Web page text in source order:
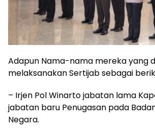
Adapun Nama-nama mereka yang
melaksanakan Sertijab sebagai
– Irjen Pol Winarto jabatan lama
jabatan baru Penugasan pada
Negara.